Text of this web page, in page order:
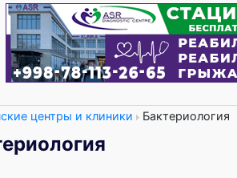
центры и клиники Бактериология